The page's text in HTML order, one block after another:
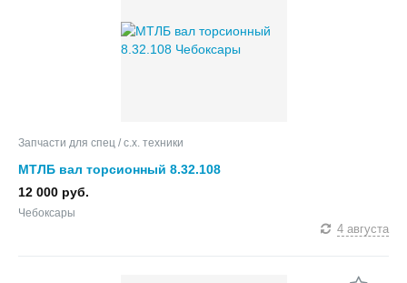
Запчасти для спец / с.х. техники
МТЛБ вал торсионный 8.32.108
12 000 руб.
Чебоксары
4 августа